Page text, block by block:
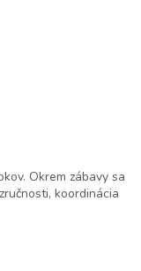
Okrem zábavy sa
koordinácia